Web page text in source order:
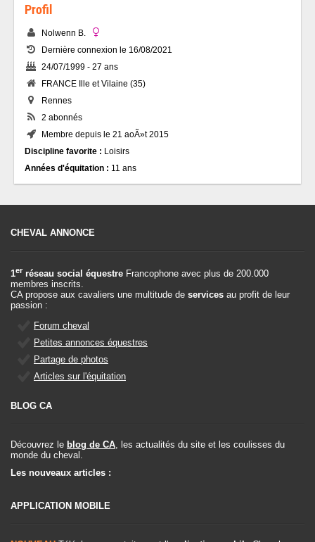
Profil
Nolwenn B.
Dernière connexion le 16/08/2021
24/07/1999 - 27 ans
FRANCE Ille et Vilaine (35)
Rennes
2 abonnés
Membre depuis le 21 aoÃ»t 2015
Discipline favorite : Loisirs
Années d'équitation : 11 ans
CHEVAL ANNONCE
1er réseau social équestre Francophone avec plus de 200.000
membres inscrits.
CA propose aux cavaliers une multitude de services au profit de leur
passion :
Forum cheval
Petites annonces équestres
Partage de photos
Articles sur l'équitation
BLOG CA
Découvrez le blog de CA, les actualités du site et les coulisses du
monde du cheval.
Les nouveaux articles :
APPLICATION MOBILE